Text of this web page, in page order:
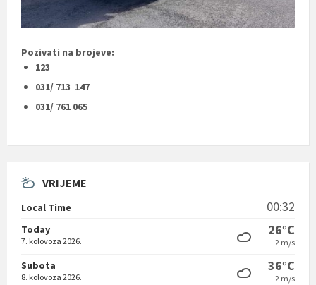
Pozivati na brojeve:
123
031/ 713 147
031/ 761 065
VRIJEME
Local Time 00:32
Today
7. kolovoza 2026.
26°C
2 m/s
Subota
8. kolovoza 2026.
36°C
2 m/s